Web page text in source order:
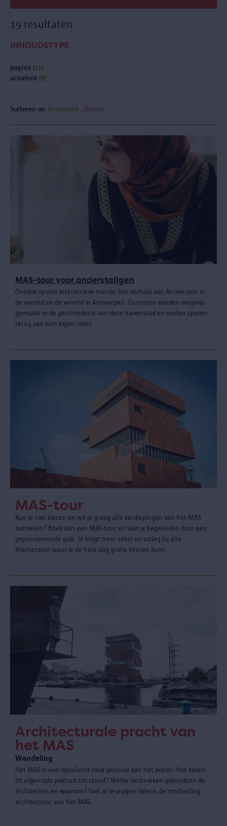
19 resultaten
INHOUDSTYPE
pagina (11)
activiteit (8)
Sorteren op: Relevantie Datum
MAS-tour voor anderstaligen
Ontdek op een interactieve manier het verhaal van Antwerpen in
de wereld en de wereld in Antwerpen. Cursisten worden wegwijs
gemaakt in de geschiedenis van deze havenstad en vinden sporen
terug van hun eigen roots.
MAS-tour
Kun je niet kiezen en wil je graag alle verdiepingen van het MAS
bezoeken? Boek dan een MAS-tour en laat je begeleiden door een
gepassioneerde gids. Je krijgt meer tekst en uitleg bij alle
themazalen waar je de hele dag gratis binnen kunt.
Architecturale pracht van
het MAS
Wandeling
Het MAS is een opvallend rood gebouw aan het water. Hoe kwam
dit eigentijds pakhuis tot stand? Welke technieken gebruikten de
architecten en waarom? Stel al je vragen tijdens de rondleiding
architectuur van het MAS.